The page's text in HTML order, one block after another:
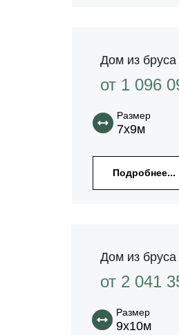
Дом из
от 1 096
Размер
7х9м
Подробнее...
Дом из
от 2 041
Размер
9х10м